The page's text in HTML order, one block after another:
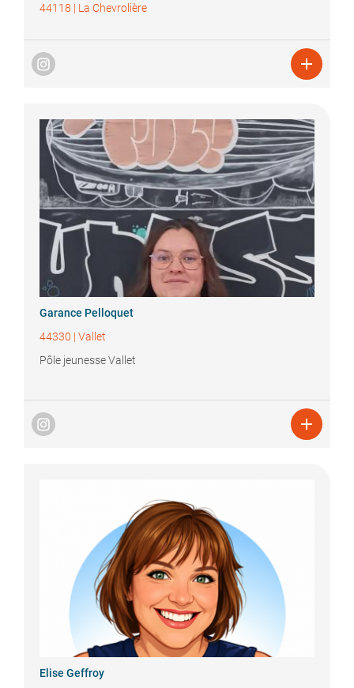
44118 | La Chevrolière

Garance Pelloquet
44330 | Vallet
Pôle jeunesse Vallet

Elise Geffroy